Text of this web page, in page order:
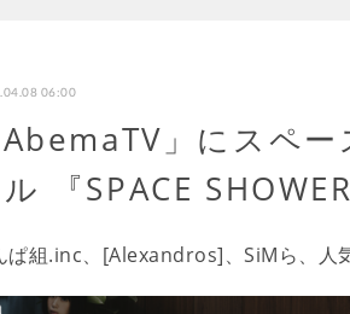
06:00
AbemaTV」にスペ
『SPACE
ぱ組.inc、[Alexandros]、SiMら、人